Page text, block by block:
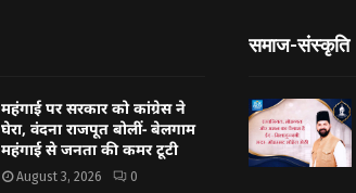
महंगाई पर सरकार को कांग्रेस ने
घेरा, वंदना राजपूत बोलीं- बेलगाम
महंगाई से जनता की कमर टूटी
August 3, 2026 0
समाज-संस्कृति